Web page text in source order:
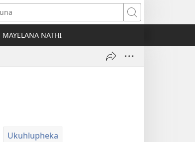
Funa
MAYELANA NATHI
Ukuhlupheka